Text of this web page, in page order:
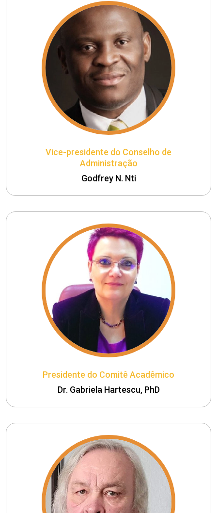
Vice-presidente do Conselho de
Administração
Godfrey N. Nti
Presidente do Comitê Acadêmico
Dr. Gabriela Hartescu, PhD